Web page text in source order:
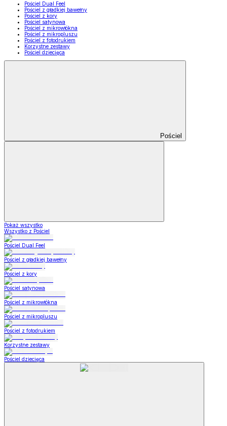
Pościel Dual Feel
Pościel z gładkiej bawełny
Pościel z kory
Pościel satynowa
Pościel z mikrowłókna
Pościel z mikropluszu
Pościel z fotodrukiem
Korzystne zestawy
Pościel dziecięca
Pościel
Pokaż wszystko
Wszystko z Pościel
Pościel Dual Feel
Pościel z gładkiej bawełny
Pościel z kory
Pościel satynowa
Pościel z mikrowłókna
Pościel z mikropluszu
Pościel z fotodrukiem
Korzystne zestawy
Pościel dziecięca